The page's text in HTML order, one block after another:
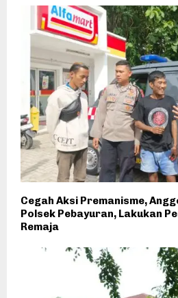
Cegah Aksi Premanisme,
Polsek Pebayuran, Lakukan
Remaja